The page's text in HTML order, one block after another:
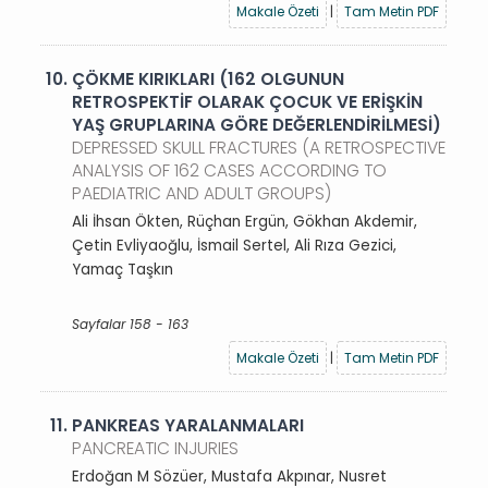
Makale Özeti
| Tam Metin PDF
10. ÇÖKME KIRIKLARI (162 OLGUNUN
RETROSPEKTİF OLARAK ÇOCUK VE ERİŞKİN
YAŞ GRUPLARINA GÖRE DEĞERLENDİRİLMESİ)
DEPRESSED SKULL FRACTURES (A RETROSPECTIVE
ANALYSIS OF 162 CASES ACCORDING TO
PAEDIATRIC AND ADULT GROUPS)
Ali İhsan Ökten, Rüçhan Ergün, Gökhan Akdemir,
Çetin Evliyaoğlu, İsmail Sertel, Ali Rıza Gezici,
Yamaç Taşkın
Sayfalar 158 - 163
Makale Özeti
| Tam Metin PDF
11. PANKREAS YARALANMALARI
PANCREATIC INJURIES
Erdoğan M Sözüer, Mustafa Akpınar, Nusret